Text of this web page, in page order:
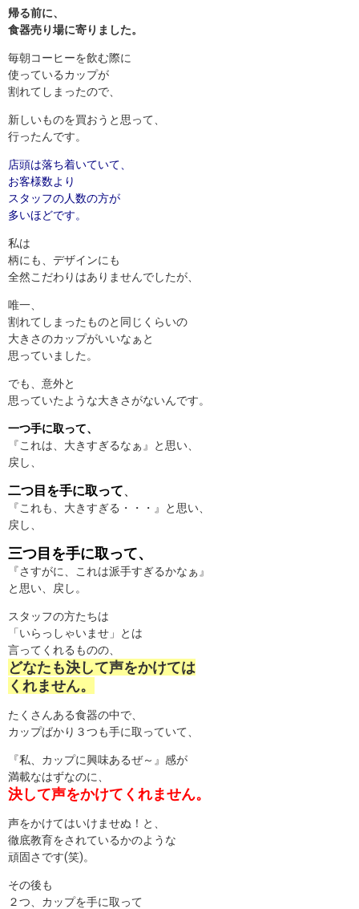
帰る前に、
食器売り場に寄りました。
毎朝コーヒーを飲む際に
使っているカップが
割れてしまったので、
新しいものを買おうと思って、
行ったんです。
店頭は落ち着いていて、
お客様数より
スタッフの人数の方が
多いほどです。
私は
柄にも、デザインにも
全然こだわりはありませんでしたが、
唯一、
割れてしまったものと同じくらいの
大きさのカップがいいなぁと
思っていました。
でも、意外と
思っていたような大きさがないんです。
一つ手に取って、
『これは、大きすぎるなぁ』と思い、
戻し、
二つ目を手に取って、
『これも、大きすぎる・・・』と思い、
戻し、
三つ目を手に取って、
『さすがに、これは派手すぎるかなぁ』
と思い、戻し。
スタッフの方たちは
「いらっしゃいませ」とは
言ってくれるものの、
どなたも決して声をかけては
くれません。
たくさんある食器の中で、
カップばかり３つも手に取っていて、
『私、カップに興味あるぜ～』感が
満載なはずなのに、
決して声をかけてくれません。
声をかけてはいけませぬ！と、
徹底教育をされているかのような
頑固さです(笑)。
その後も
２つ、カップを手に取って